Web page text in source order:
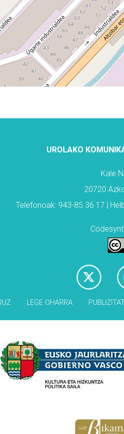
UROLAKO
Kale
20720
Telefonoak: 943-85 36 17 |
LEGE OHARRA